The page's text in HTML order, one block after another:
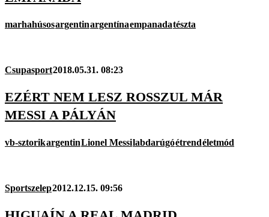
marhahúsosargentinargentínaempanadatészta
Csupasport2018.05.31. 08:23
EZÉRT NEM LESZ ROSSZUL MÁR
MESSI A PÁLYÁN
vb-sztorikargentinLionel Messilabdarúgóétrendéletmód
Sportszelep2012.12.15. 09:56